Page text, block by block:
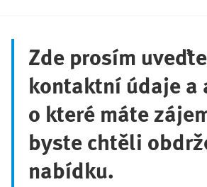
Zde prosím
kontaktní údaje a
o které máte
byste chtěli
nabídku.